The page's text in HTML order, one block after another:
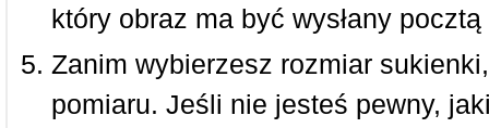
który obraz ma być wysłany
Zanim wybierzesz rozmiar
pomiaru. Jeśli nie jesteś pewny,